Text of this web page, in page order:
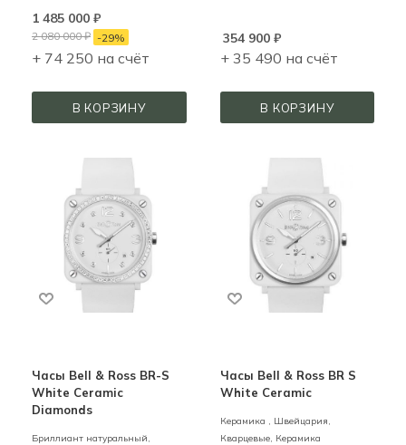
1 485 000 ₽
2 080 000₽ -29%
+ 74 250 на счёт
В КОРЗИНУ
354 900₽
+ 35 490 на счёт
В КОРЗИНУ
Часы Bell & Ross BR-S
White Ceramic
Diamonds
Бриллиант натуральный,
Часы Bell & Ross BR S
White Ceramic
Керамика ,
Швейцария,
Кварцевые, Керамика